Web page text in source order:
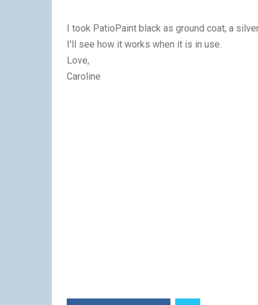
I took PatioPaint black as ground coat, a
I'll see how it works when it is in use.
Love,
Caroline